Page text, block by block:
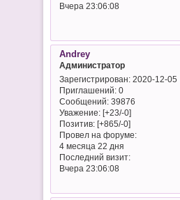
Вчера 23:06:08
Andrey
Администратор
Зарегистрирован: 2020-12-05
Приглашений:0
Сообщений:39876
Уважение: [+23/-0]
Позитив: [+865/-0]
Провел на форуме:
4 месяца 22 дня
Последний визит:
Вчера 23:06:08